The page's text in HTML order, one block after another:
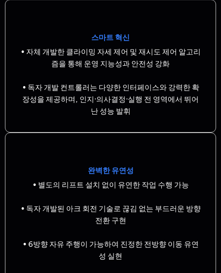
스마트 혁신
• 자체 개발한 클라이밍 자세 제어 및 재시도 제어 알고리
즘을 통해 운영 지능성과 안전성 강화
• 독자 개발 컨트롤러는 다양한 인터페이스와 강력한 확
장성을 제공하며, 인지·의사결정·실행 전 영역에서 뛰어
난 성능 발휘
완벽한 유연성
• 별도의 리프트 설치 없이 유연한 작업 수행 가능
• 독자 개발된 아크 회전 기술로 끊김 없는 부드러운 방향
전환 구현
• 6방향 자유 주행이 가능하여 진정한 전방향 이동 유연
성 실현